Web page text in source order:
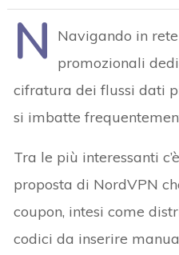
N
Navigando in
promozionali
cifratura dei flussi dati
si imbatte
Tra le più interessanti
proposta di NordVPN
coupon, intesi come
codici da inserire